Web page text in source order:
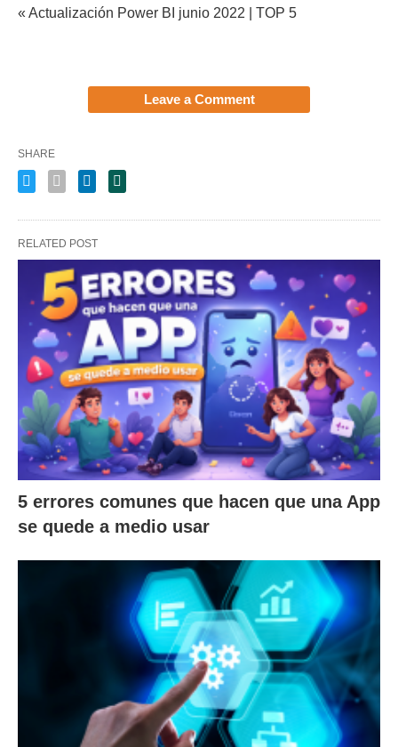
« Actualización Power BI junio 2022 | TOP 5
Leave a Comment
SHARE
RELATED POST
5 errores comunes que hacen que una App
se quede a medio usar